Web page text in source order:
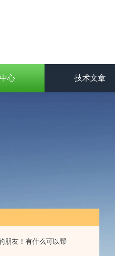
朋友！有什么可以帮
心 技术文章